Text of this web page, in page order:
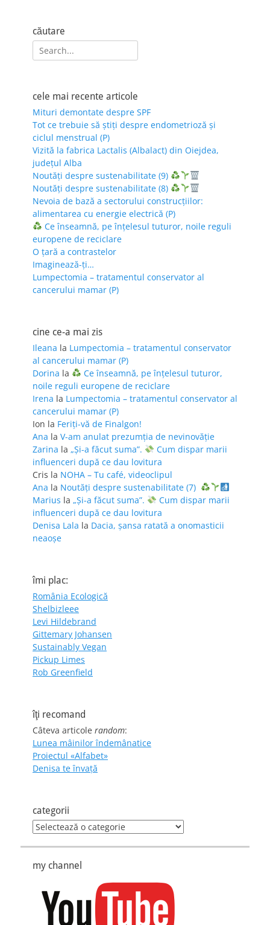
căutare
Search
for:
cele mai recente articole
Mituri demontate despre SPF
Tot ce trebuie să știți despre endometrioză și
ciclul menstrual (P)
Vizită la fabrica Lactalis (Albalact) din Oiejdea,
județul Alba
Noutăți despre sustenabilitate (9)
Noutăți despre sustenabilitate (8)
Nevoia de bază a sectorului construcțiilor:
alimentarea cu energie electrică (P)
Ce înseamnă, pe înțelesul tuturor, noile reguli
europene de reciclare
O țară a contrastelor
Imaginează-ți…
Lumpectomia – tratamentul conservator al
cancerului mamar (P)
cine ce-a mai zis
Ileana la Lumpectomia – tratamentul conservator
al cancerului mamar (P)
Dorina la
Ce înseamnă, pe înțelesul tuturor,
noile reguli europene de reciclare
Irena la Lumpectomia – tratamentul conservator al
cancerului mamar (P)
Ion la Feriţi-vă de Finalgon!
Ana la V-am anulat prezumția de nevinovăție
Zarina la „Și-a făcut suma”.
Cum dispar marii
influenceri după ce dau lovitura
Cris la NOHA – Tu café, videoclipul
Ana la Noutăți despre sustenabilitate (7)
Marius la „Și-a făcut suma”.
Cum dispar marii
influenceri după ce dau lovitura
Denisa Lala la Dacia, șansa ratată a onomasticii
neaoșe
îmi plac:
România Ecologică
Shelbizleee
Levi Hildebrand
Gittemary Johansen
Sustainably Vegan
Pickup Limes
Rob Greenfield
îţi recomand
Câteva articole random:
Lunea mâinilor îndemânatice
Proiectul «Alfabet»
Denisa te învaţă
categorii
categorii
my channel